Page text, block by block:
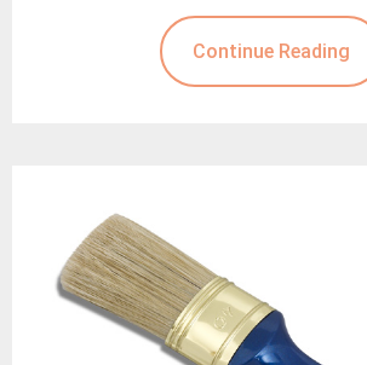
Continue Reading